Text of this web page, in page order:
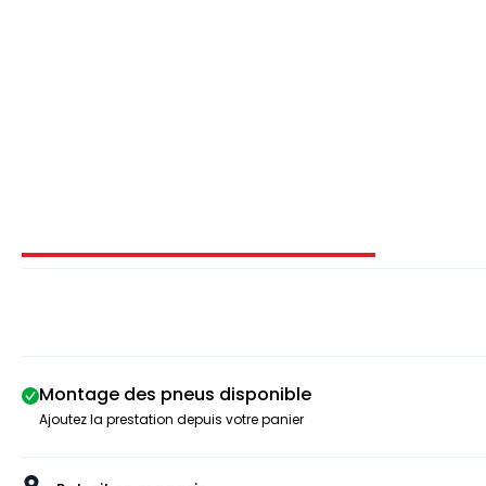
Image 1 sur 3
Montage des pneus disponible
Ajoutez la prestation depuis votre panier